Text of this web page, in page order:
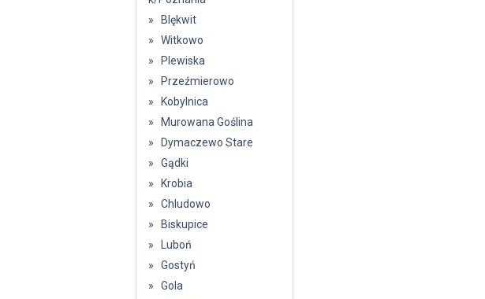
» Blękwit
» Witkowo
» Plewiska
» Przeźmierowo
» Kobylnica
» Murowana Goślina
» Dymaczewo Stare
» Gądki
» Krobia
» Chludowo
» Biskupice
» Luboń
» Gostyń
» Gola